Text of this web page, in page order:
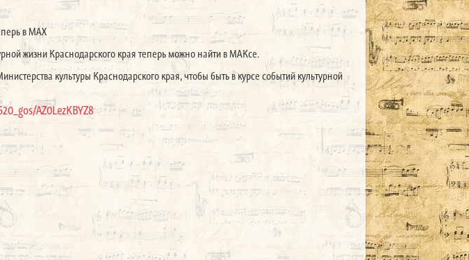
в МАХ
жизни Краснодарского края теперь можно найти в МАКсе.
культуры Краснодарского края, чтобы быть в курсе событий культурной
AZ0LezKBYZ8